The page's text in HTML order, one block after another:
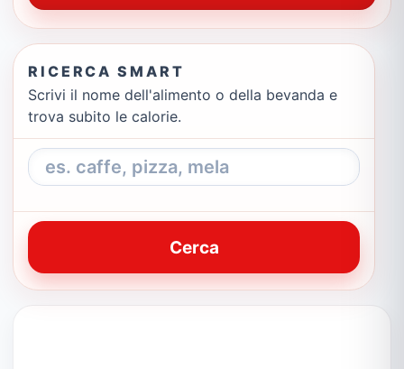
RICERCA SMART
Scrivi il nome dell'alimento o della bevanda e
trova subito le calorie.
Cerca